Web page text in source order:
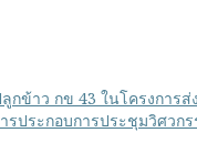
กข้าว กข 43 ในโครงการส่
รประกอบการประชุมวิศวก